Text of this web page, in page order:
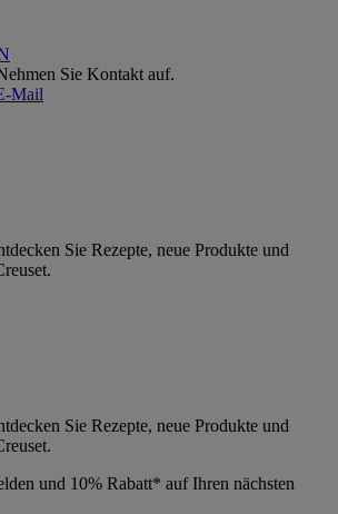
Sie Kontakt auf.
Mail
Sie Rezepte, neue Produkte und
Sie Rezepte, neue Produkte und
und 10% Rabatt* auf Ihren nächsten